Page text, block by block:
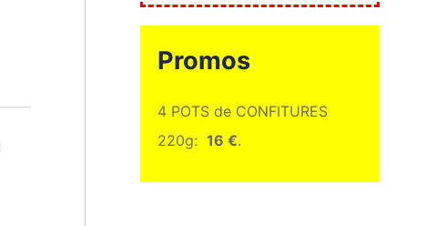
Promos
4 POTS de CONFITURES
220g: 16 €.